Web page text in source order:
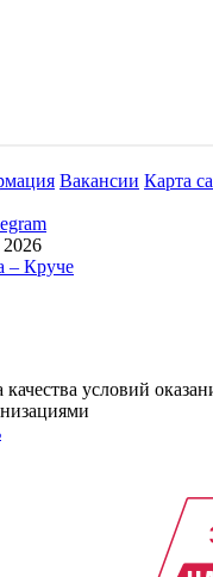
Вакансии Карта
– Круче
условий